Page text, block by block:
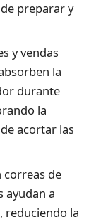
preparar y
y vendas
la
durante
la
acortar las
correas de
ayudan a
reduciendo la